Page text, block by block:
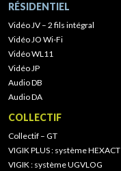
RÉSIDENTIEL
Vidéo JV – 2 fils intégral
Vidéo JO Wi-Fi
Vidéo WL11
Vidéo JP
Audio DB
Audio DA
COLLECTIF
Collectif – GT
VIGIK PLUS : système HEXACT
VIGIK : système UGVLOG